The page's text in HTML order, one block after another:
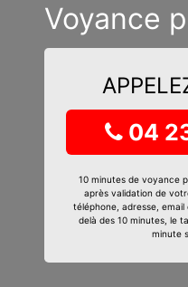
Voyance
04
10 minutes de voyance
après validation de
téléphone, adresse,
delà des 10 minutes, le
minute